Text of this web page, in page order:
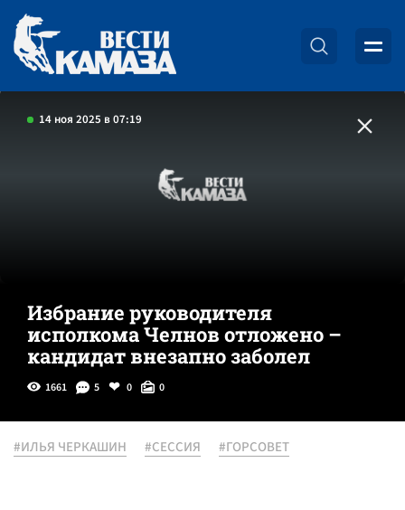
14 ноя 2025 в 07:19
Избрание руководителя
исполкома Челнов отложено –
кандидат внезапно заболел
1661 5 0 0
#ИЛЬЯ ЧЕРКАШИН #СЕССИЯ #ГОРСОВЕТ